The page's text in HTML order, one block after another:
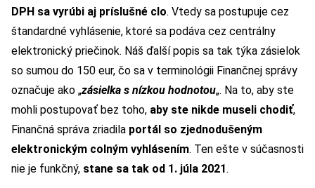
DPH sa vyrúbi aj príslušné clo. Vtedy sa postupuje cez
štandardné vyhlásenie, ktoré sa podáva cez centrálny
elektronický priečinok. Náš ďalší popis sa tak týka zásielok
so sumou do 150 eur, čo sa v terminológii Finančnej správy
označuje ako „zásielka s nízkou hodnotou„. Na to, aby ste
mohli postupovať bez toho, aby ste nikde museli chodiť,
Finančná správa zriadila portál so zjednodušeným
elektronickým colným vyhlásením. Ten ešte v súčasnosti
nie je funkčný, stane sa tak od 1. júla 2021.